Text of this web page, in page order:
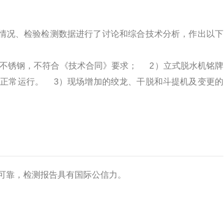
况、检验检测数据进行了讨论和综合技术分析，作出以下
锈钢，不符合《技术合同》要求； 2）立式脱水机铭牌
常运行。 3）现场增加的绞龙、干脱和斗提机及变更的
，检测报告具有国际公信力。